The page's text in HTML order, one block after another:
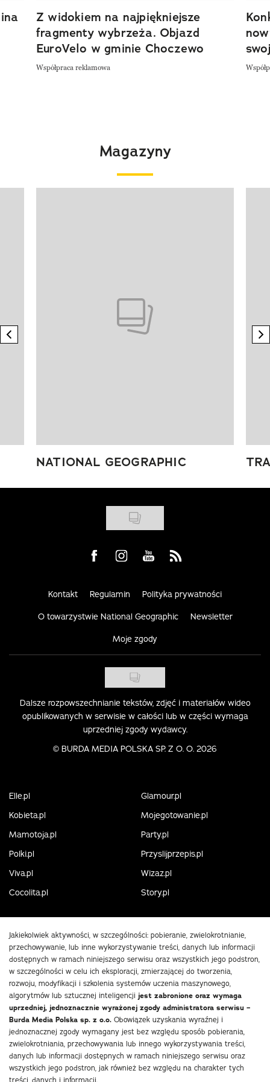
Z widokiem na najpiękniejsze
fragmenty wybrzeża. Objazd
EuroVelo w gminie Choczewo
Współpraca reklamowa
Magazyny
previous element
NATIONAL GEOGRAPHIC
Visit us on Facebook
Visit us on Instagram
Visit us on Youtube
Visit us on Rss
Kontakt Regulamin Polityka prywatności
O towarzystwie National Geographic Newsletter
Moje zgody
Dalsze rozpowszechnianie tekstów, zdjęć i materiałów wideo
opublikowanych w serwisie w całości lub w części wymaga
uprzedniej zgody wydawcy.
© BURDA MEDIA POLSKA SP. Z O. O. 2026
Elle.pl
Glamour.pl
Kobieta.pl
Mojegotowanie.pl
Mamotoja.pl
Party.pl
Polki.pl
Przyslijprzepis.pl
Viva.pl
Wizaz.pl
Cocolita.pl
Story.pl
Jakiekolwiek aktywności, w szczególności: pobieranie, zwielokrotnianie,
przechowywanie, lub inne wykorzystywanie treści, danych lub informacji
dostępnych w ramach niniejszego serwisu oraz wszystkich jego podstron,
w szczególności w celu ich eksploracji, zmierzającej do tworzenia,
rozwoju, modyfikacji i szkolenia systemów uczenia maszynowego,
algorytmów lub sztucznej inteligencji jest zabronione oraz wymaga
uprzedniej, jednoznacznie wyrażonej zgody administratora serwisu –
Burda Media Polska sp. z o.o. Obowiązek uzyskania wyraźnej i
jednoznacznej zgody wymagany jest bez względu sposób pobierania,
zwielokrotniania, przechowywania lub innego wykorzystywania treści,
danych lub informacji dostępnych w ramach niniejszego serwisu oraz
wszystkich jego podstron, jak również bez względu na charakter tych
treści, danych i informacji.